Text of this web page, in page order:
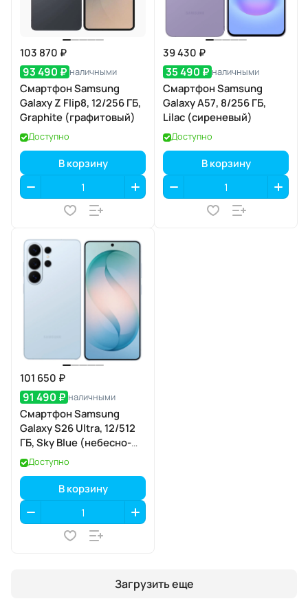
103 870 ₽
93 490 ₽ наличными
Смартфон Samsung
Galaxy Z Flip8, 12/256 ГБ,
Graphite (графитовый)
Доступно
В корзину
39 430 ₽
35 490 ₽ наличными
Смартфон Samsung
Galaxy A57, 8/256 ГБ,
Lilac (сиреневый)
Доступно
В корзину
101 650 ₽
91 490 ₽ наличными
Смартфон Samsung
Galaxy S26 Ultra, 12/512
ГБ, Sky Blue (небесно-
голубой)
Доступно
В корзину
Загрузить еще